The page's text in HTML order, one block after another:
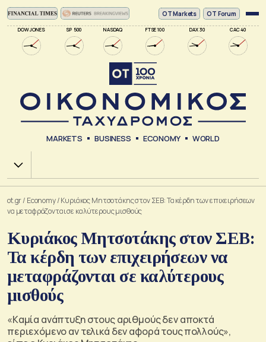
DOW JONES SP 500 NASDAQ FTSE 100 DAX 30 CAC 40
ΟΤ Markets OT Forum
MARKETS BUSINESS ECONOMY WORLD
Χ.Α.
ot.gr/ Economy/Κυριάκος Μητσοτάκης στον ΣΕΒ: Τα κέρδη των επιχειρήσεων
να μεταφράζονται σε καλύτερους μισθούς
Κυριάκος Μητσοτάκης στον ΣΕΒ:
Τα κέρδη των επιχειρήσεων να
μεταφράζονται σε καλύτερους
μισθούς
«Kαμία ανάπτυξη στους αριθμούς δεν αποκτά
περιεχόμενο αν τελικά δεν αφορά τους πολλούς»,